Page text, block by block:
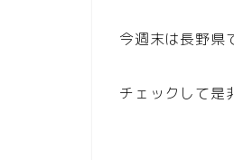
今週末は長野県
チェックして是